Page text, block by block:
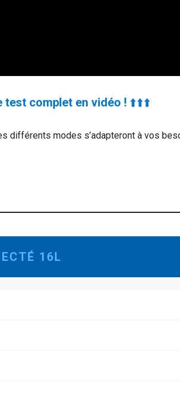
test complet en vidéo ! ⬆️⬆️⬆️
différents modes s’adapteront à vos
16L